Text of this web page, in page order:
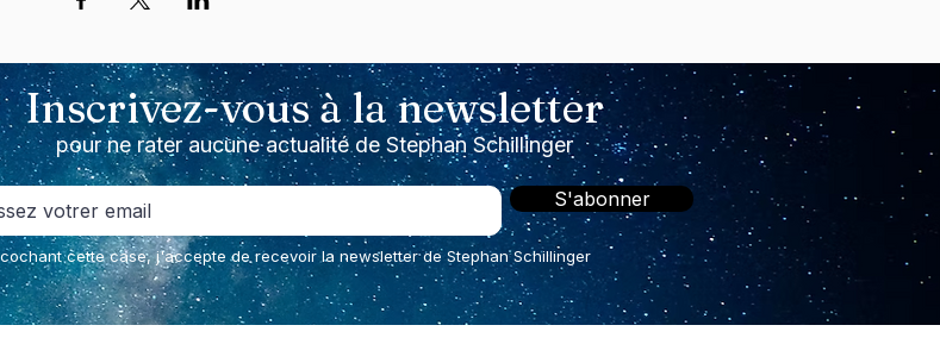
Inscrivez-vous à la newsletter
pour ne rater aucune actualité de Stephan Schillinger
S'abonner
cette case, j'accepte de recevoir la newsletter de Stephan Schillinger